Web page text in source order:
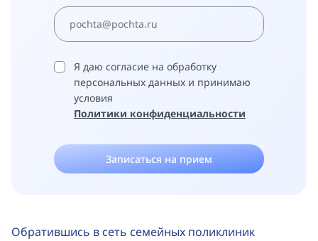
Я даю согласие на обработку
персональных данных и принимаю
условия
Политики конфиденциальности
Записаться на прием
Обратившись в сеть семейных поликлиник